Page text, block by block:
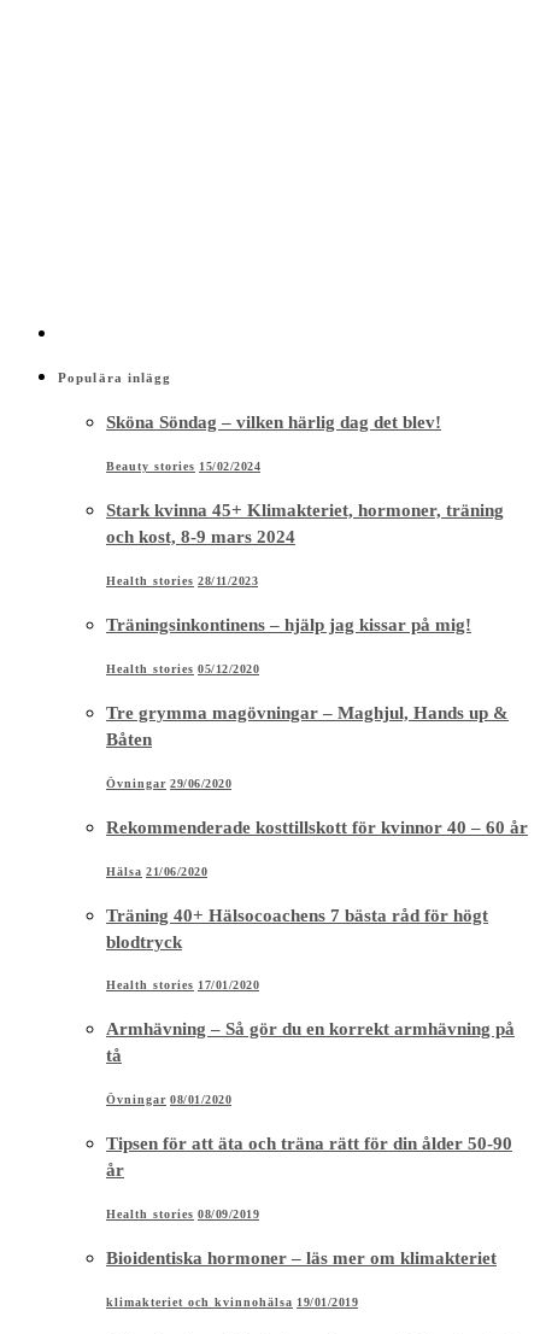
Populära inlägg
Sköna Söndag – vilken härlig dag det blev!
Beauty stories 15/02/2024
Stark kvinna 45+ Klimakteriet, hormoner, träning
och kost, 8-9 mars 2024
Health stories 28/11/2023
Träningsinkontinens – hjälp jag kissar på mig!
Health stories 05/12/2020
Tre grymma magövningar – Maghjul, Hands up &
Båten
Övningar 29/06/2020
Rekommenderade kosttillskott för kvinnor 40 – 60 år
Hälsa 21/06/2020
Träning 40+ Hälsocoachens 7 bästa råd för högt
blodtryck
Health stories 17/01/2020
Armhävning – Så gör du en korrekt armhävning på
tå
Övningar 08/01/2020
Tipsen för att äta och träna rätt för din ålder 50-90
år
Health stories 08/09/2019
Bioidentiska hormoner – läs mer om klimakteriet
klimakteriet och kvinnohälsa 19/01/2019